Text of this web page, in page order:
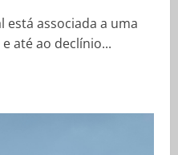
está associada a uma
até ao declínio...